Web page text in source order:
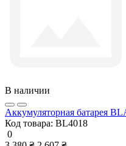
В наличии
Аккумуляторная батарея
Код товара: BL4018
0